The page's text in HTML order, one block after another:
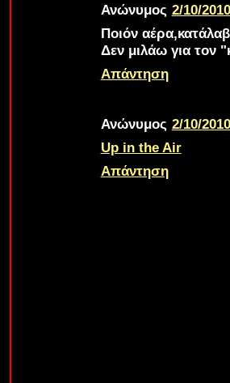
Ανώνυμος 2/10/
Ποιόν
Δεν μιλάω για τον
Απάντηση
Ανώνυμος 2/10/
Up in the Air
Απάντηση